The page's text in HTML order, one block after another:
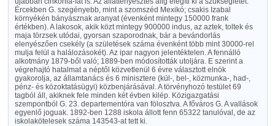
Ércekben G. szegényebb, mint a szomszéd Mexikó; csakis Izabal
környékén bányásznak aranyat (évenként mintegy 150000 frank
értékben). A lakosok, akik közt mintegy 900000 indus, az aztek, toltek és
maja törzsek utódai, gyorsan szaporodnak, bár a bevándorlás
elenyészően csekély (a születések száma évenként több mint 30000-rel
mulja felül a halálozásokét). Az ipar nagyon jelentéktelen. A fennálló
alkotmány 1879-ből való; 1889-ben módosították utoljára. E szerint a
végrehajtó hatalmat a néptől közvetlenül 6 évre választott elnök
gyakorolja, az államtanács és 6 minisztere (kül-, bel-, közmunka-, had-,
pénz- és közoktatásügyi) közbenjárásával. A törvényhozó testület 69
tagból áll, akiknek fele minden két évben kilép. Közigazgatási
szempontból G. 23. departementóra van fölosztva. A főváros G. A vallások
egyenlő joguak. 1892-ben 1288 iskola állott fenn 65322 tanulóval, de az
iskolakötelesek száma 143543-at tett ki.